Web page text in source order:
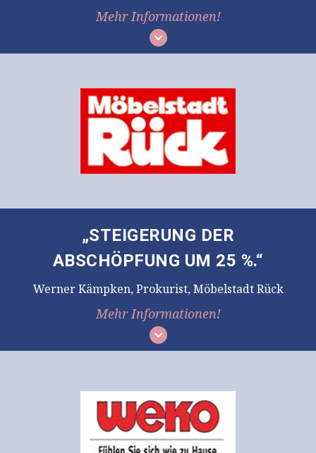
Mehr Informationen!
„STEIGERUNG DER
ABSCHÖPFUNG UM 25 %.“
Werner Kämpken, Prokurist, Möbelstadt Rück
Mehr Informationen!